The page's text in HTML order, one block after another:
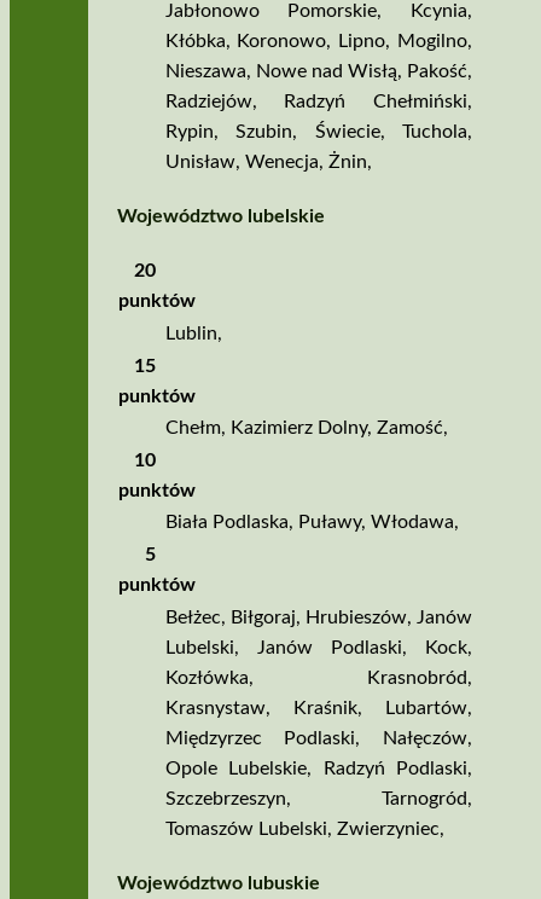
Jabłonowo Pomorskie, Kcynia,
Kłóbka, Koronowo, Lipno, Mogilno,
Nieszawa, Nowe nad Wisłą, Pakość,
Radziejów, Radzyń Chełmiński,
Rypin,Szubin, Świecie, Tuchola,
Unisław, Wenecja, Żnin,
Województwo lubelskie
20
punktów
Lublin,
15
punktów
Chełm, Kazimierz Dolny, Zamość,
10
punktów
Biała Podlaska, Puławy, Włodawa,
5
punktów
Bełżec, Biłgoraj, Hrubieszów, Janów
Lubelski, Janów Podlaski, Kock,
Kozłówka, Krasnobród,
Krasnystaw, Kraśnik, Lubartów,
Międzyrzec Podlaski, Nałęczów,
Opole Lubelskie, Radzyń Podlaski,
Szczebrzeszyn, Tarnogród,
Tomaszów Lubelski, Zwierzyniec,
Województwo lubuskie